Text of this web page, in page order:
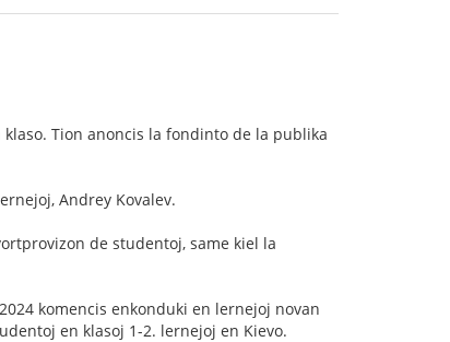
Tion anoncis la fondinto de la publika
Andrey Kovalev.
de studentoj, same kiel la
komencis enkonduki en lernejoj novan
en klasoj 1-2. lernejoj en Kievo.